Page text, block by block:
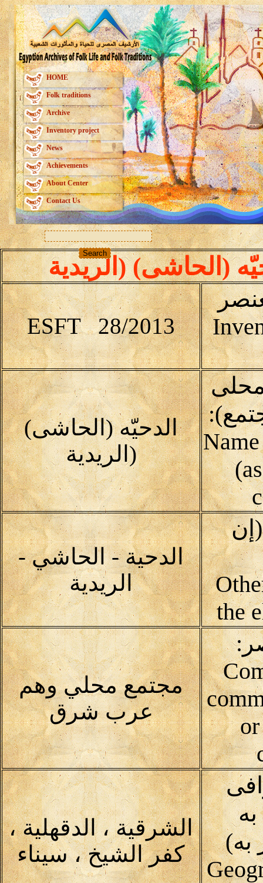
HOME
Folk traditions
Archive
Inventory project
News
Achievements
About Center
Contact Us
(الحاشى) (الريدية
ESFT 28/2013
الدحيّه (الحاشى)
(الريدية
the
الدحية - الحاشي -
الريدية
مجتمع محلي وهم
عرب شرق
به)
الشرقية ، الدقهلية ،
كفر الشيخ ، سيناء